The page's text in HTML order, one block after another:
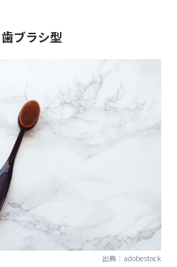
ブラシ型
出典：adobestock